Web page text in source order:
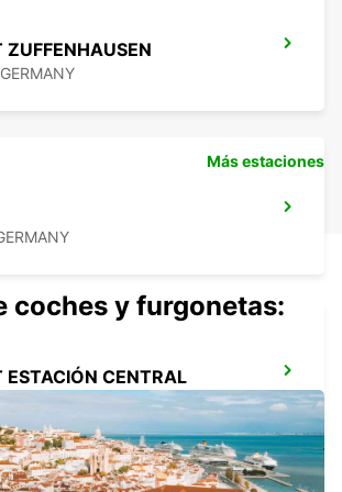
ESTACIÓN CENTRAL
Más estaciones
coches y furgonetas: